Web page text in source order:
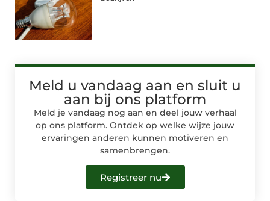
Meld u vandaag aan en sluit u
aan bij ons platform
Meld je vandaag nog aan en deel jouw verhaal
op ons platform. Ontdek op welke wijze jouw
ervaringen anderen kunnen motiveren en
samenbrengen.
Registreer nu